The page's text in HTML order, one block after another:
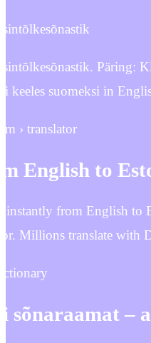
Päring:
keeles suomeksi in
› translator
English to
instantly from English to
Millions translate with
sõnaraamat –